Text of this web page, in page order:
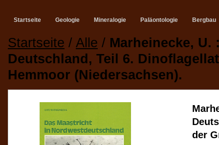
Startseite Geologie Mineralogie Paläontologie Bergbau
Startseite / Alle / Marheinecke, U.
Deutschland, Teil 6.
Hemmoor (Niedersachsen).
der